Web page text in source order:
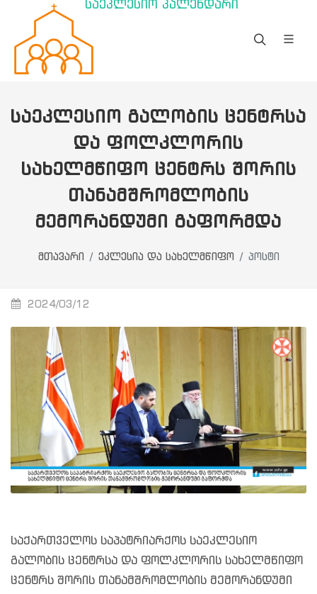
საეკლესიო კალენდარი
ᲡᲐᲔᲙᲚᲔᲡᲘᲝ ᲒᲐᲚᲝᲑᲘᲡ ᲪᲔᲜᲢᲠᲡᲐ
ᲓᲐ ᲤᲝᲚᲙᲚᲝᲠᲘᲡ
ᲡᲐᲮᲔᲚᲛᲬᲘᲤᲝ ᲪᲔᲜᲢᲠᲡ ᲨᲝᲠᲘᲡ
ᲗᲐᲜᲐᲛᲨᲠᲝᲛᲚᲝᲑᲘᲡ
ᲛᲔᲛᲝᲠᲐᲜᲓᲣᲛᲘ ᲒᲐᲤᲝᲠᲛᲓᲐ
მთავარი ეკლესია და სახელმწიფო პოსტი
2024/03/12
საქართველოს საპატრიარქოს საეკლესიო
გალობის ცენტრსა და ფოლკლორის სახელმწიფო
ცენტრს შორის თანამშრომლობის მემორანდუმი